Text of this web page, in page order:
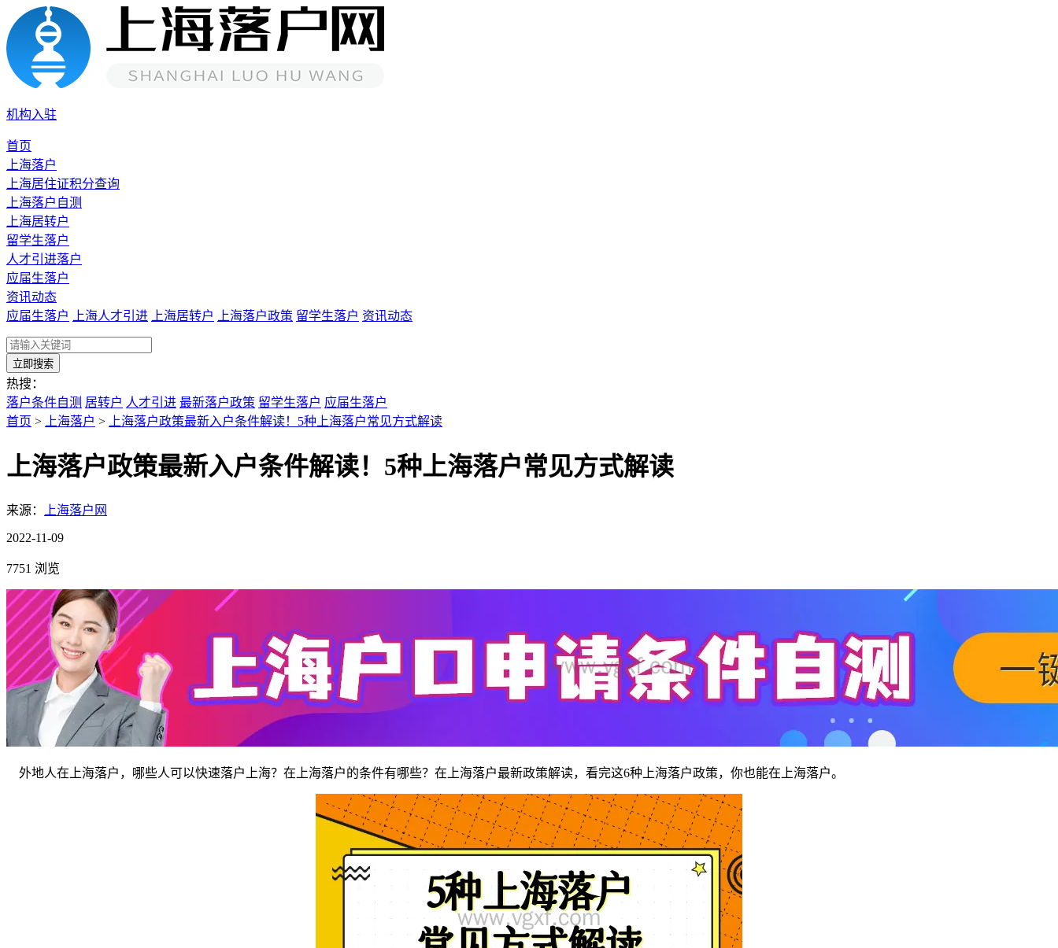
机构入驻
首页
上海落户
上海居住证积分查询
上海落户自测
上海居转户
留学生落户
人才引进落户
应届生落户
资讯动态
应届生落户
上海人才引进 上海居转户 上海落户政策 留学生落户 资讯动态
立即搜索
热搜：
落户条件自测 居转户 人才引进 最新落户政策 留学生落户 应届生落户
首页 > 上海落户 > 上海落户政策最新入户条件解读！5种上海落户常见方式解读
上海落户政策最新入户条件解读！5种上海落户常见方式解读
来源： 上海落户网
2022-11-09
7751 浏览
外地人在上海落户，哪些人可以快速落户上海？在上海落户的条件有哪些？在上海落户最新政策解读，看完这6种上海落户政策，你也能在上海落户。